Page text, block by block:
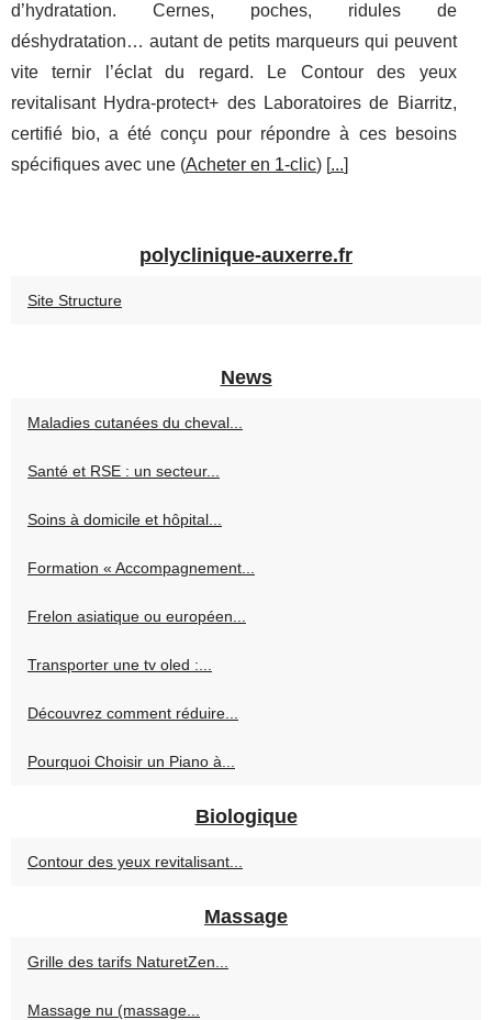
d’hydratation. Cernes, poches, ridules de
déshydratation… autant de petits marqueurs qui peuvent
vite ternir l’éclat du regard. Le Contour des yeux
revitalisant Hydra‑protect+ des Laboratoires de Biarritz,
certifié bio, a été conçu pour répondre à ces besoins
spécifiques avec une (Acheter en 1-clic) [...]
polyclinique-auxerre.fr
Site Structure
News
Maladies cutanées du cheval...
Santé et RSE : un secteur...
Soins à domicile et hôpital...
Formation « Accompagnement...
Frelon asiatique ou européen...
Transporter une tv oled :...
Découvrez comment réduire...
Pourquoi Choisir un Piano à...
Biologique
Contour des yeux revitalisant...
Massage
Grille des tarifs NaturetZen...
Massage nu (massage...